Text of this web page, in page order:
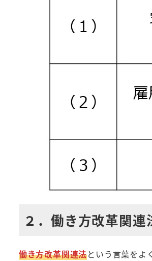
２．働き方改革関
働き方改革関連法という言葉をよ